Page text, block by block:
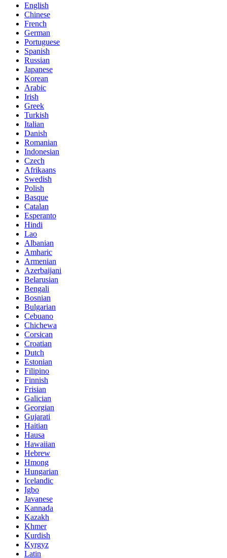
English
Chinese
French
German
Portuguese
Spanish
Russian
Japanese
Korean
Arabic
Irish
Greek
Turkish
Italian
Danish
Romanian
Indonesian
Czech
Afrikaans
Swedish
Polish
Basque
Catalan
Esperanto
Hindi
Lao
Albanian
Amharic
Armenian
Azerbaijani
Belarusian
Bengali
Bosnian
Bulgarian
Cebuano
Chichewa
Corsican
Croatian
Dutch
Estonian
Filipino
Finnish
Frisian
Galician
Georgian
Gujarati
Haitian
Hausa
Hawaiian
Hebrew
Hmong
Hungarian
Icelandic
Igbo
Javanese
Kannada
Kazakh
Khmer
Kurdish
Kyrgyz
Latin